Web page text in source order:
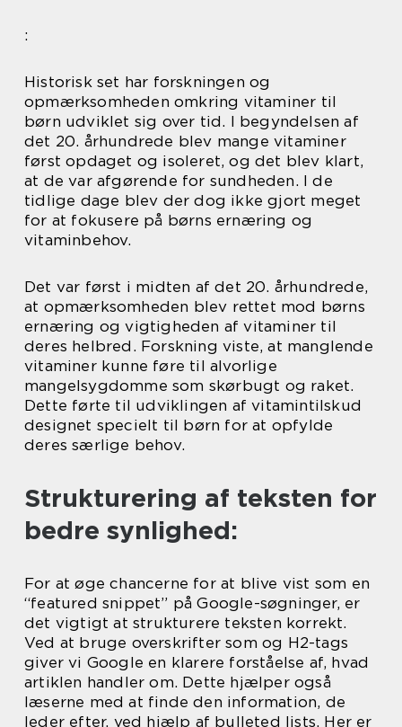
:
Historisk set har forskningen og
opmærksomheden omkring vitaminer til
børn udviklet sig over tid. I begyndelsen af
det 20. århundrede blev mange vitaminer
først opdaget og isoleret, og det blev klart,
at de var afgørende for sundheden. I de
tidlige dage blev der dog ikke gjort meget
for at fokusere på børns ernæring og
vitaminbehov.
Det var først i midten af det 20. århundrede,
at opmærksomheden blev rettet mod børns
ernæring og vigtigheden af vitaminer til
deres helbred. Forskning viste, at manglende
vitaminer kunne føre til alvorlige
mangelsygdomme som skørbugt og raket.
Dette førte til udviklingen af vitamintilskud
designet specielt til børn for at opfylde
deres særlige behov.
Strukturering af teksten for
bedre synlighed:
For at øge chancerne for at blive vist som en
“featured snippet” på Google-søgninger, er
det vigtigt at strukturere teksten korrekt.
Ved at bruge overskrifter som og H2-tags
giver vi Google en klarere forståelse af, hvad
artiklen handler om. Dette hjælper også
læserne med at finde den information, de
leder efter, ved hjælp af bulleted lists. Her er